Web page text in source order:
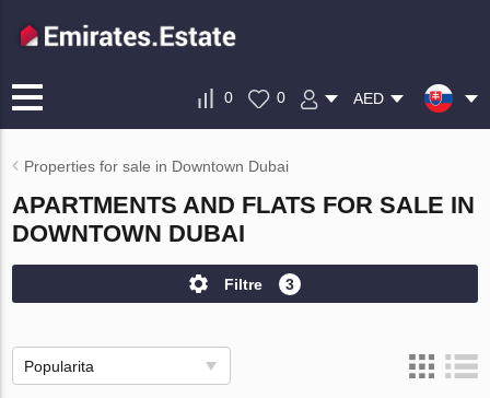
0 0 AED
Properties for sale in Downtown Dubai
APARTMENTS AND FLATS FOR SALE IN
DOWNTOWN DUBAI
Filtre 3
Popularita